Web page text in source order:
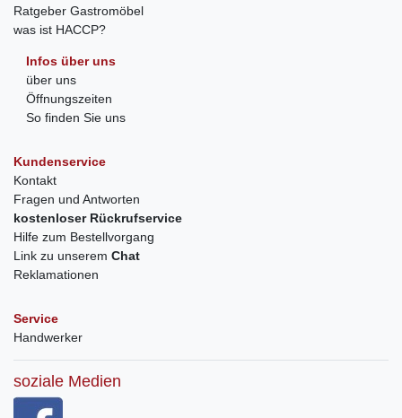
Ratgeber Gastromöbel
was ist HACCP?
Infos über uns
über uns
Öffnungszeiten
So finden Sie uns
Kundenservice
Kontakt
Fragen und Antworten
kostenloser Rückrufservice
Hilfe zum Bestellvorgang
Link zu unserem Chat
Reklamationen
Service
Handwerker
soziale Medien